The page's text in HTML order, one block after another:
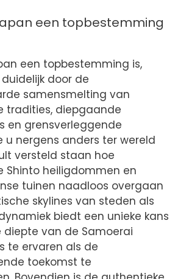
een topbestemming
een topbestemming is,
door de
samensmelting van
tradities, diepgaande
en grensverleggende
u nergens anders ter wereld
versteld staan hoe
Shinto heiligdommen en
tuinen naadloos overgaan
skylines van steden als
biedt een unieke kans
diepte van de Samoerai
te ervaren als de
toekomst te